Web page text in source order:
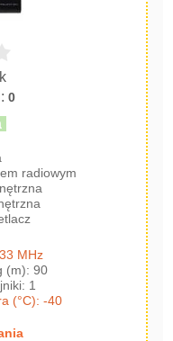
0
radiowym
MHz
(m): 90
1
(°C): -40